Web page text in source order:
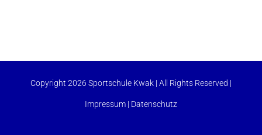
Copyright 2026 Sportschule Kwak | All Rights Reserved |
Impressum | Datenschutz